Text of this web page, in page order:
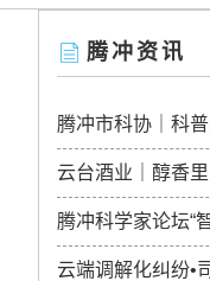
腾冲资讯
腾冲市科协｜科
云台酒业｜醇香里
腾冲科学家论坛“
云端调解化纠纷•